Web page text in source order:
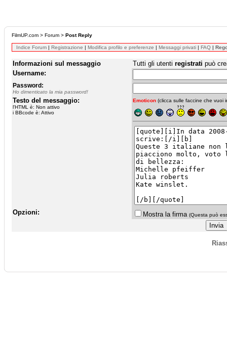
FilmUP.com > Forum > Post Reply
Indice Forum | Registrazione | Modifica profilo e preferenze | Messaggi privati | FAQ |
Informazioni sul messaggio Tutti gli utenti registrati può
Username:
Password:
Ho dimenticato la mia password!
Testo del messaggio:
l'HTML è: Non attivo
i BBcode è: Attivo
Emoticon (clicca sulle faccine che vuoi
Opzioni: Mostra la firma (Questa può